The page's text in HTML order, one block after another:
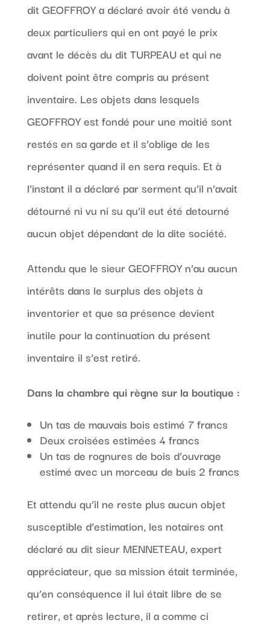
dit GEOFFROY a déclaré avoir été vendu à
deux particuliers qui en ont payé le prix
avant le décès du dit TURPEAU et qui ne
doivent point être compris au présent
inventaire. Les objets dans lesquels
GEOFFROY est fondé pour une moitié sont
restés en sa garde et il s’oblige de les
représenter quand il en sera requis. Et à
l’instant il a déclaré par serment qu’il n’avait
détourné ni vu ni su qu’il eut été detourné
aucun objet dépendant de la dite société.
Attendu que le sieur GEOFFROY n’au aucun
intérêts dans le surplus des objets à
inventorier et que sa présence devient
inutile pour la continuation du présent
inventaire il s’est retiré.
Dans la chambre qui règne sur la boutique :
Un tas de mauvais bois estimé 7 francs
Deux croisées estimées 4 francs
Un tas de rognures de bois d’ouvrage
estimé avec un morceau de buis 2 francs
Et attendu qu’il ne reste plus aucun objet
susceptible d’estimation, les notaires ont
déclaré au dit sieur MENNETEAU, expert
appréciateur, que sa mission était terminée,
qu’en conséquence il lui était libre de se
retirer, et après lecture, il a comme ci